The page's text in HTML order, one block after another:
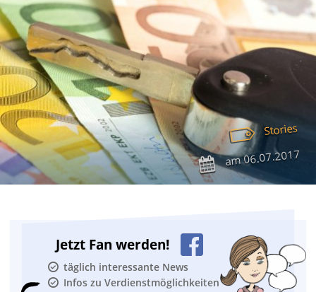
Stories
am06.07.2017
Jetzt Fan werden!
täglich interessante News
Infos zu Verdienstmöglichkeiten